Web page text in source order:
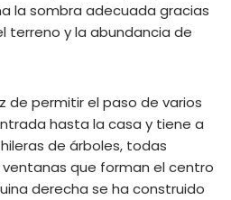
la sombra adecuada gracias
terreno y la abundancia de
de permitir el paso de varios
hasta la casa y tiene a
de árboles, todas
que forman el centro
derecha se ha construido